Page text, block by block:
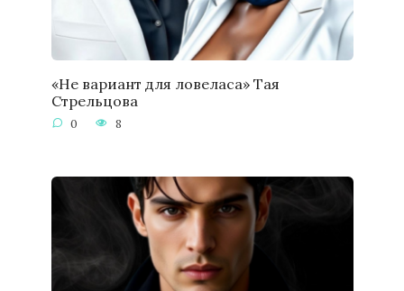
«Не вариант для ловеласа» Тая
Стрельцова
0 8